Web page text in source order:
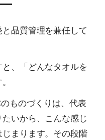
品質管理を兼任して
、「どんなタオルを
ものづくりは、代表
いから、こんな感じ
まります。その段階